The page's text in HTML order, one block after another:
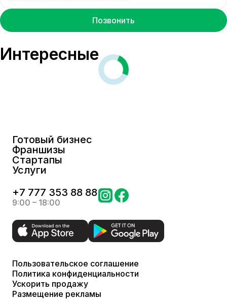
Позвонить
Интересные
Готовый бизнес
Франшизы
Стартапы
Услуги
+7 777 353 88 88
9:00 – 18:00
Пользовательское соглашение
Политика конфиденциальности
Ускорить продажу
Размещение рекламы